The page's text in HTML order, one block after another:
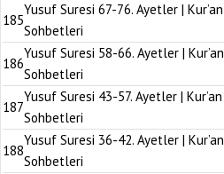
185
Yusuf Suresi 67-76. Ayetler | Kur’an
Sohbetleri
186
Yusuf Suresi 58-66. Ayetler | Kur’an
Sohbetleri
187
Yusuf Suresi 43-57. Ayetler | Kur’an
Sohbetleri
188
Yusuf Suresi 36-42. Ayetler | Kur’an
Sohbetleri